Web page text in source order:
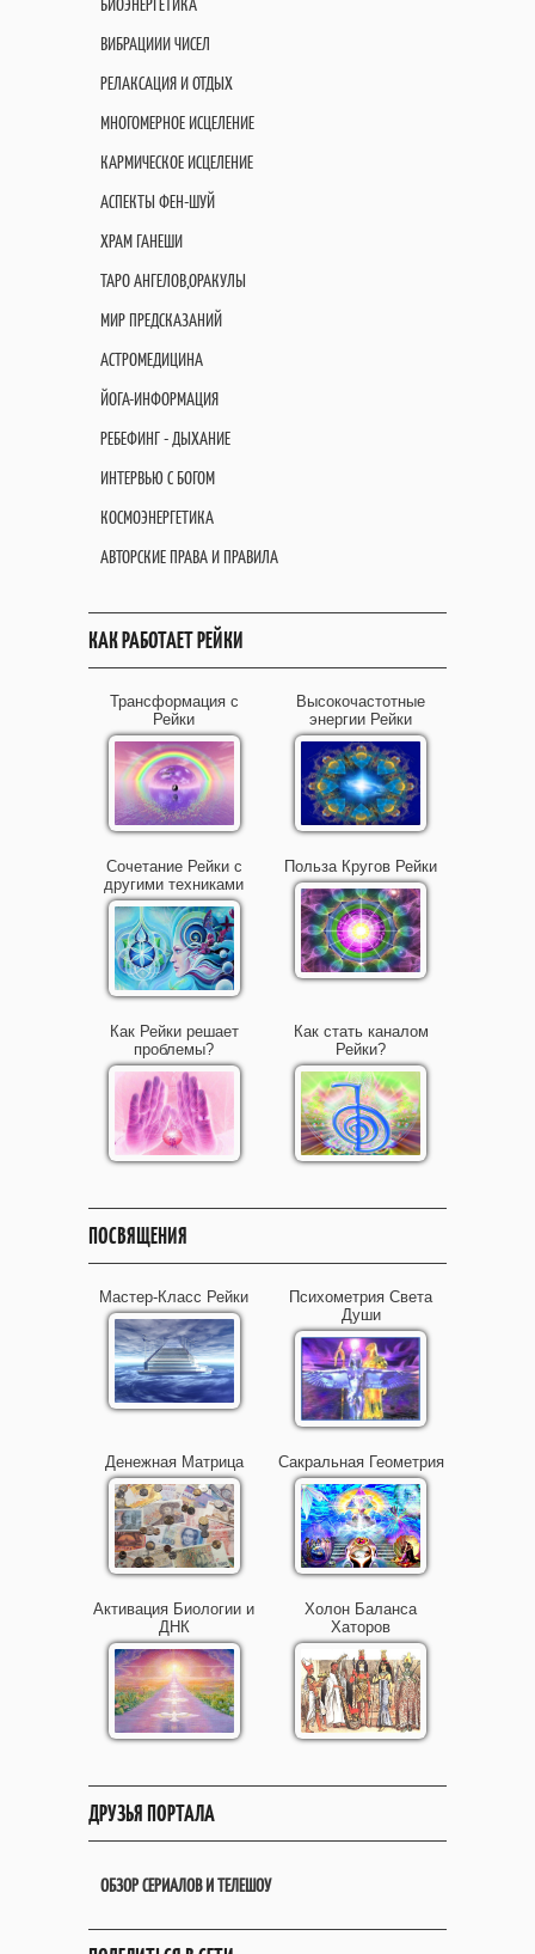
ВИБРАЦИИИ ЧИСЕЛ
РЕЛАКСАЦИЯ И ОТДЫХ
МНОГОМЕРНОЕ ИСЦЕЛЕНИЕ
КАРМИЧЕСКОЕ ИСЦЕЛЕНИЕ
АСПЕКТЫ ФЕН-ШУЙ
ХРАМ ГАНЕШИ
ТАРО АНГЕЛОВ,ОРАКУЛЫ
МИР ПРЕДСКАЗАНИЙ
АСТРОМЕДИЦИНА
ЙОГА-ИНФОРМАЦИЯ
РЕБЕФИНГ - ДЫХАНИЕ
ИНТЕРВЬЮ С БОГОМ
КОСМОЭНЕРГЕТИКА
АВТОРСКИЕ ПРАВА И ПРАВИЛА
КАК РАБОТАЕТ РЕЙКИ
Трансформация с
Рейки
Высокочастотные
энергии Рейки
Сочетание Рейки с
другими техниками
Польза Кругов Рейки
Как Рейки решает
проблемы?
Как стать каналом
Рейки?
ПОСВЯЩЕНИЯ
Мастер-Класс Рейки
Психометрия Света
Души
Денежная Матрица Сакральная Геометрия
Активация Биологии и
ДНК
Холон Баланса
Хаторов
ДРУЗЬЯ ПОРТАЛА
ОБЗОР СЕРИАЛОВ И ТЕЛЕШОУ